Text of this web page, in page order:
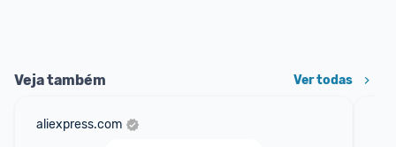
Veja também Ver todas
aliexpress.com